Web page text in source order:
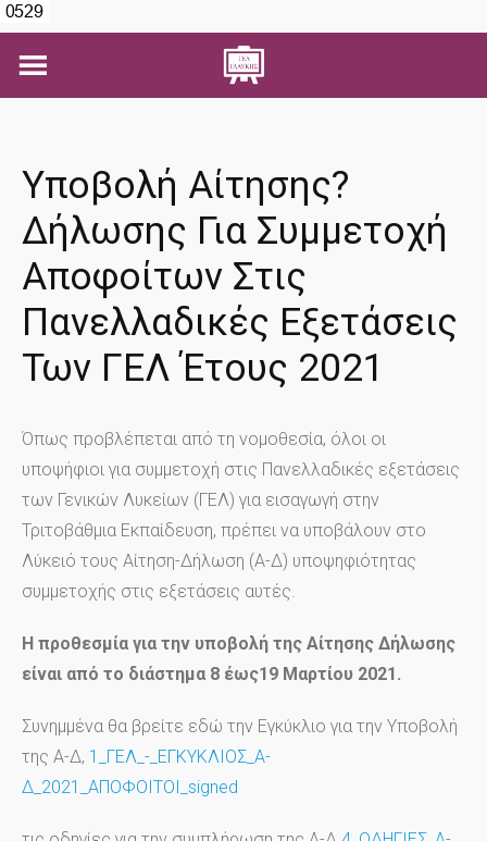
Υποβολή Αίτησης?
Δήλωσης Για Συμμετοχή
Αποφοίτων Στις
Πανελλαδικές Εξετάσεις
Των ΓΕΛ Έτους 2021
Όπως προβλέπεται από τη νομοθεσία, όλοι οι
υποψήφιοι για συμμετοχή στις Πανελλαδικές εξετάσεις
των Γενικών Λυκείων (ΓΕΛ) για εισαγωγή στην
Τριτοβάθμια Εκπαίδευση, πρέπει να υποβάλουν στο
Λύκειό τους Αίτηση-Δήλωση (Α-Δ) υποψηφιότητας
συμμετοχής στις εξετάσεις αυτές.
Η προθεσμία για την υποβολή της Αίτησης Δήλωσης
είναι από το διάστημα 8 έως19 Μαρτίου 2021.
Συνημμένα θα βρείτε εδώ την Εγκύκλιο για την Υποβολή
της Α-Δ, 1_ΓΕΛ_-_ΕΓΚΥΚΛΙΟΣ_Α-
Δ_2021_ΑΠΟΦΟΙΤΟΙ_signed